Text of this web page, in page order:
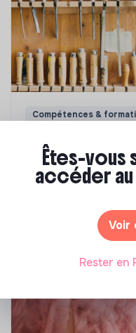
Compétences &
Comment se
Marianne Roussel•
Êtes-vous
accéder au
Voir
Rester en